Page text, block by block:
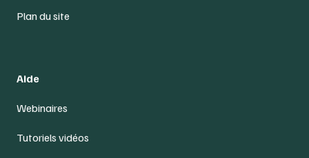
Plan du site
Aide
Webinaires
Tutoriels vidéos